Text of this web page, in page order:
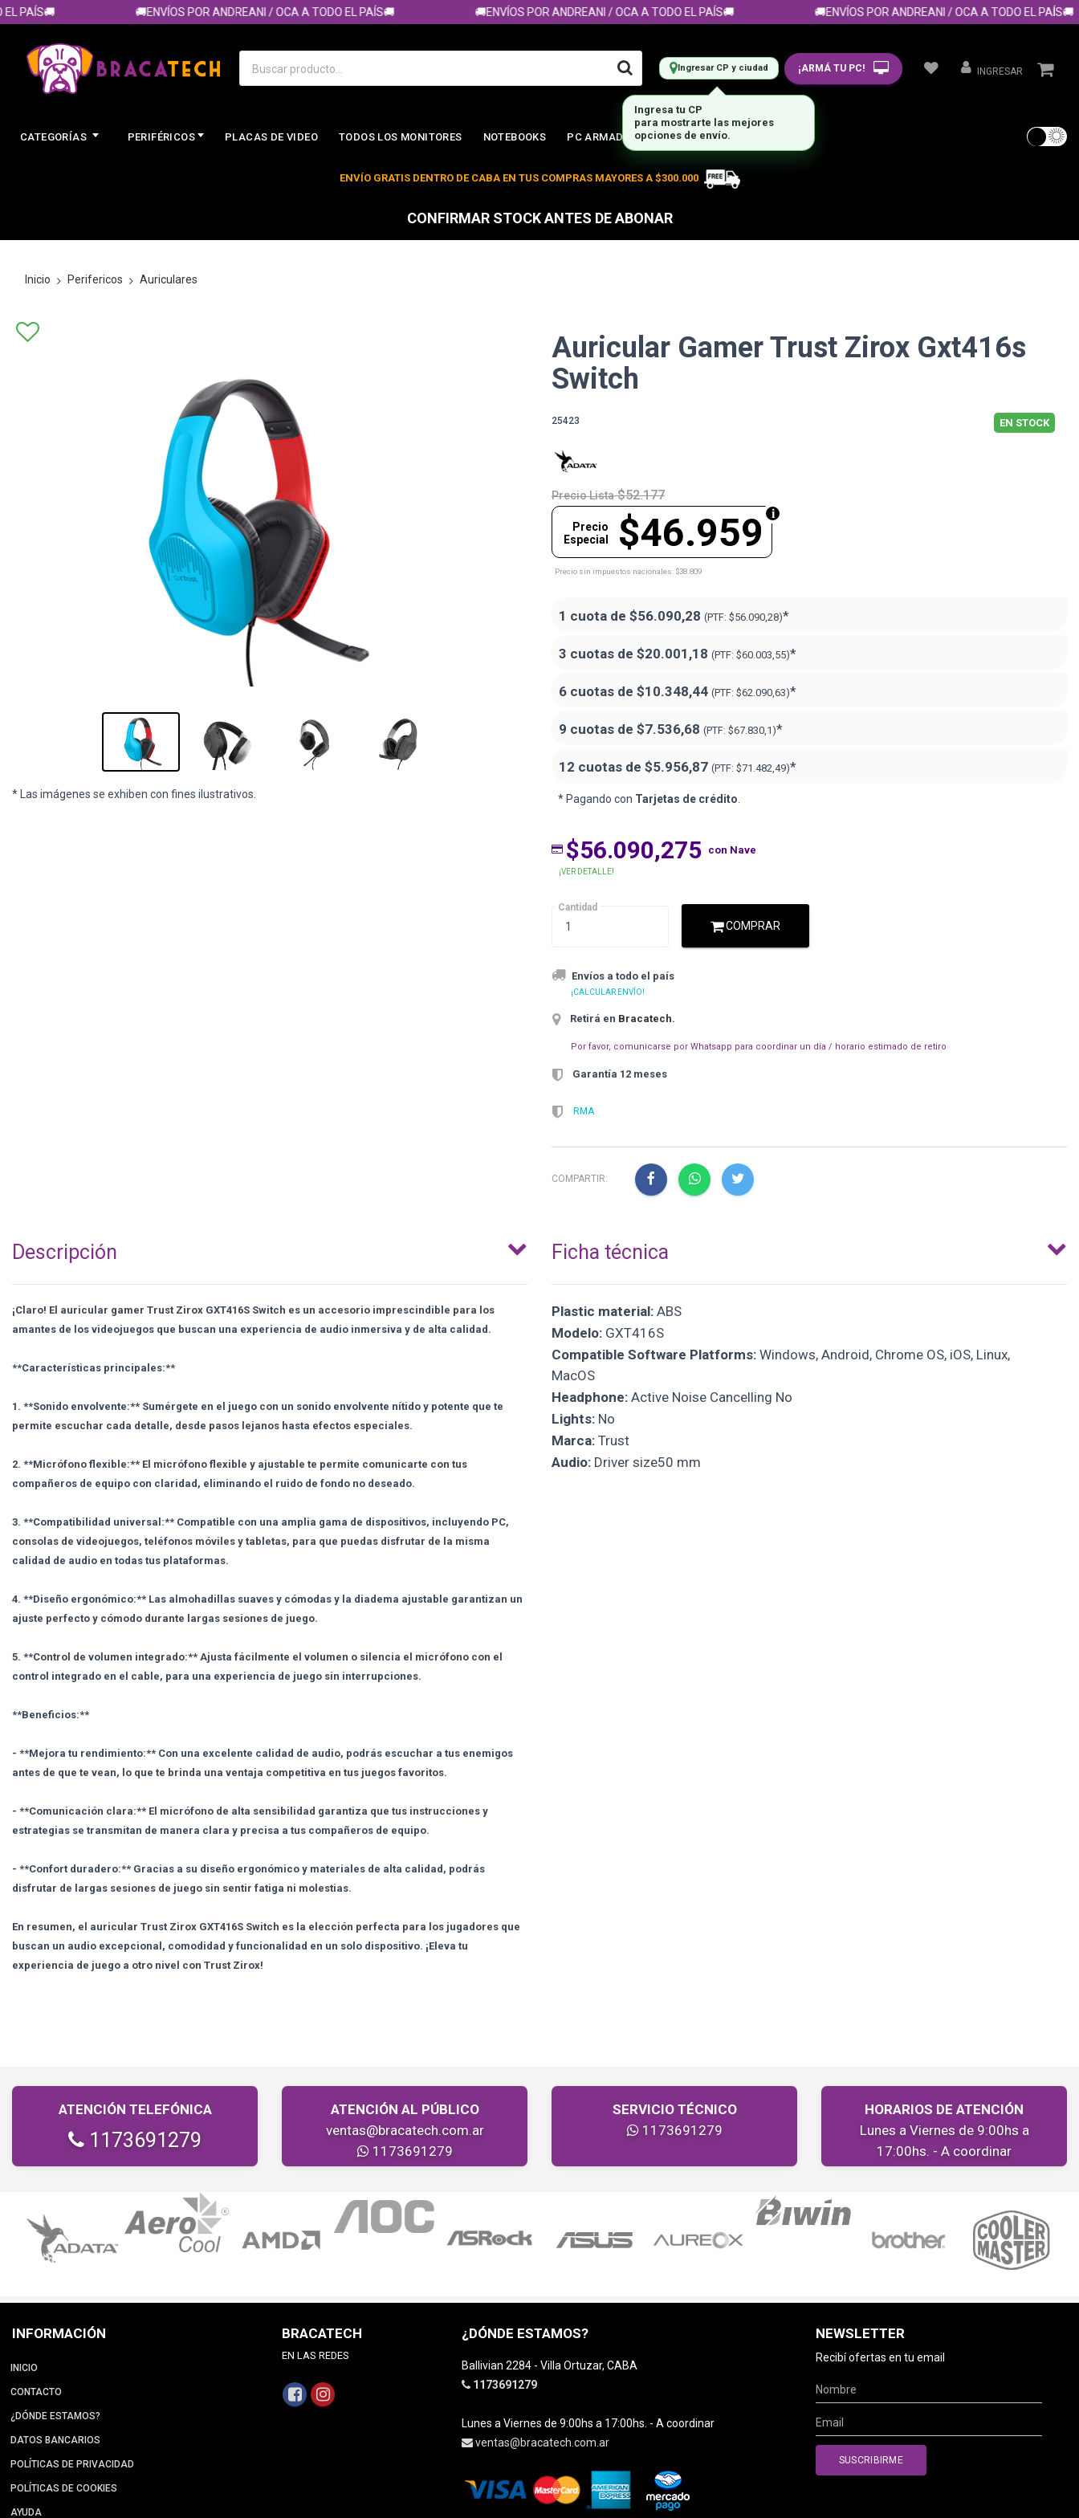
🚚ENVÍOS POR ANDREANI / OCA A TODO EL PAÍS🚚 🚚ENVÍOS POR ANDREANI / OCA A TODO EL PAÍS🚚 🚚ENVÍOS POR ANDREANI / OCA A TODO EL PAÍS🚚
Ingresar CP y ciudad ¡ARMÁ TU PC! INGRESAR
CATEGORÍAS PERIFÉRICOS PLACAS DE VIDEO TODOS LOS MONITORES NOTEBOOKS PC ARMADA
ENVÍO GRATIS DENTRO DE CABA EN TUS COMPRAS MAYORES A $300.000
CONFIRMAR STOCK ANTES DE ABONAR
Inicio Perifericos Auriculares
* Las imágenes se exhiben con fines ilustrativos.
Auricular Gamer Trust Zirox Gxt416s
Switch
25423 EN STOCK
Precio Lista $52.177
$46.959
Precio
Especial
Precio sin impuestos nacionales: $38.809
1 cuota de $56.090,28 (PTF: $56.090,28)*
3 cuotas de $20.001,18 (PTF: $60.003,55)*
6 cuotas de $10.348,44 (PTF: $62.090,63)*
9 cuotas de $7.536,68 (PTF: $67.830,1)*
12 cuotas de $5.956,87 (PTF: $71.482,49)*
* Pagando con Tarjetas de crédito
$56.090,275 con Nave
¡VER DETALLE!
Cantidad
COMPRAR
Envíos a todo el país
¡CALCULAR ENVÍO!
Retirá en Bracatech.
Por favor, comunicarse por Whatsapp para coordinar un día / horario estimado de retiro
Garantía 12 meses
RMA
COMPARTIR:
Descripción
¡Claro! El auricular gamer Trust Zirox GXT416S Switch es un accesorio imprescindible para los
amantes de los videojuegos que buscan una experiencia de audio inmersiva y de alta calidad.
**Características principales:**
1. **Sonido envolvente:** Sumérgete en el juego con un sonido envolvente nítido y potente que te
permite escuchar cada detalle, desde pasos lejanos hasta efectos especiales.
2. **Micrófono flexible:** El micrófono flexible y ajustable te permite comunicarte con tus
compañeros de equipo con claridad, eliminando el ruido de fondo no deseado.
3. **Compatibilidad universal:** Compatible con una amplia gama de dispositivos, incluyendo PC,
consolas de videojuegos, teléfonos móviles y tabletas, para que puedas disfrutar de la misma
calidad de audio en todas tus plataformas.
4. **Diseño ergonómico:** Las almohadillas suaves y cómodas y la diadema ajustable garantizan un
ajuste perfecto y cómodo durante largas sesiones de juego.
5. **Control de volumen integrado:** Ajusta fácilmente el volumen o silencia el micrófono con el
control integrado en el cable, para una experiencia de juego sin interrupciones.
**Beneficios:**
- **Mejora tu rendimiento:** Con una excelente calidad de audio, podrás escuchar a tus enemigos
antes de que te vean, lo que te brinda una ventaja competitiva en tus juegos favoritos.
- **Comunicación clara:** El micrófono de alta sensibilidad garantiza que tus instrucciones y
estrategias se transmitan de manera clara y precisa a tus compañeros de equipo.
- **Confort duradero:** Gracias a su diseño ergonómico y materiales de alta calidad, podrás
disfrutar de largas sesiones de juego sin sentir fatiga ni molestias.
En resumen, el auricular Trust Zirox GXT416S Switch es la elección perfecta para los jugadores que
buscan un audio excepcional, comodidad y funcionalidad en un solo dispositivo. ¡Eleva tu
experiencia de juego a otro nivel con Trust Zirox!
Ficha técnica
Plastic material: ABS
Modelo: GXT416S
Compatible Software Platforms: Windows, Android, Chrome OS, iOS, Linux,
MacOS
Headphone: Active Noise Cancelling No
Lights: No
Marca: Trust
Audio: Driver size50 mm
ATENCIÓN TELEFÓNICA
1173691279
ATENCIÓN AL PÚBLICO
ventas@bracatech.com.ar
1173691279
SERVICIO TÉCNICO
1173691279
HORARIOS DE ATENCIÓN
Lunes a Viernes de 9:00hs a
17:00hs. - A coordinar
INFORMACIÓN
INICIO
CONTACTO
¿DÓNDE ESTAMOS?
DATOS BANCARIOS
POLÍTICAS DE PRIVACIDAD
POLÍTICAS DE COOKIES
AYUDA
BRACATECH
EN LAS REDES
¿DÓNDE ESTAMOS?
Ballivian 2284 - Villa Ortuzar, CABA
1173691279
Lunes a Viernes de 9:00hs a 17:00hs. - A coordinar
ventas@bracatech.com.ar
NEWSLETTER
Recibí ofertas en tu email